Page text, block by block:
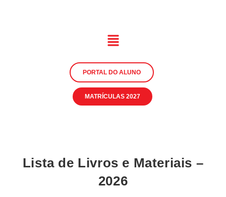
PORTAL DO ALUNO
MATRÍCULAS 2027
Lista de Livros e Materiais –
2026